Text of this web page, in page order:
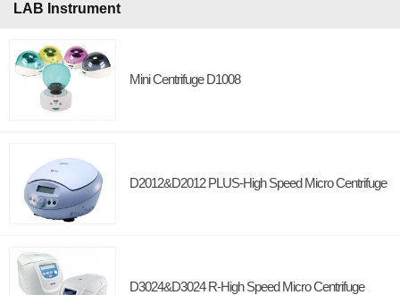
LAB Instrument
Mini Centrifuge D1008
D2012&D2012 PLUS-High Speed Micro Centrifuge
D3024&D3024 R-High Speed Micro Centrifuge